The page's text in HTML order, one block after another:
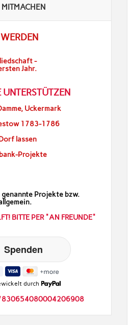
MITMACHEN
-
Jahr.
UNTERSTÜTZEN
Uckermark
1783-1786
lassen
Projekte
Projekte bzw.
BITTE PER "AN FREUNDE"
durch